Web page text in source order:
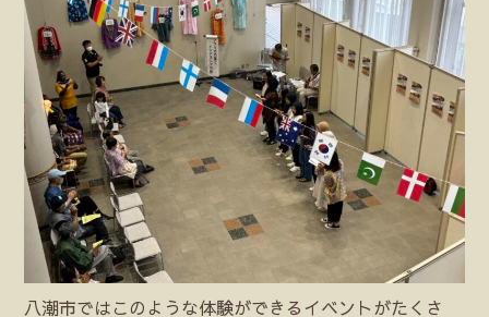
八潮市ではこのような体験ができるイベントがたくさ